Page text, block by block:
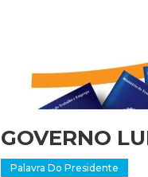
GOVERNO
Palavra Do Presidente